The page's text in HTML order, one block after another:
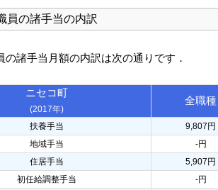
員の諸手当の内訳
の諸手当月額の内訳は次の通りです．
ニセコ町
(2017年)
全職種
扶養手当 9,807円
地域手当
-円
住居手当
5,907円
初任給調整手当
-円